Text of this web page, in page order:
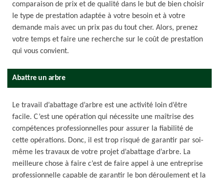
comparaison de prix et de qualité dans le but de bien choisir
le type de prestation adaptée à votre besoin et à votre
demande mais avec un prix pas du tout cher. Alors, prenez
votre temps et faire une recherche sur le coût de prestation
qui vous convient.
Abattre un arbre
Le travail d’abattage d’arbre est une activité loin d’être
facile. C’est une opération qui nécessite une maîtrise des
compétences professionnelles pour assurer la fiabilité de
cette opérations. Donc, il est trop risqué de garantir par soi-
même les travaux de votre projet d’abattage d’arbre. La
meilleure chose à faire c’est de faire appel à une entreprise
professionnelle capable de garantir le bon déroulement et la